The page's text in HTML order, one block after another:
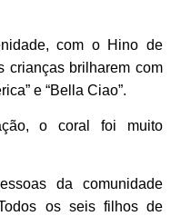
com o Hino de
crianças brilharem com
e “Bella Ciao”.
o coral foi muito
da comunidade
os seis filhos de